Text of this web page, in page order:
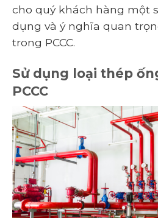
cho quý khách hàng một
dụng và ý nghĩa quan
trong PCCC.
Sử dụng loại thép
PCCC